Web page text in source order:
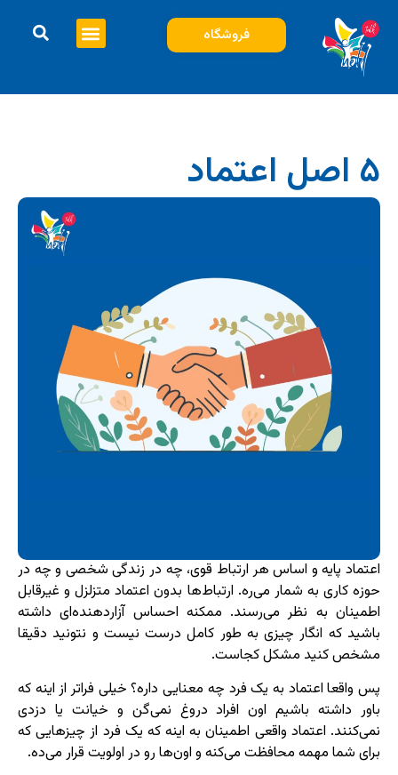
فروشگاه
۵ اصل اعتماد
اعتماد پایه و اساس هر ارتباط قوی، چه در زندگی شخصی و چه در
حوزه کاری به شمار می‌ره. ارتباط‌ها بدون اعتماد متزلزل و غیرقابل
اطمینان به نظر می‌رسند. ممکنه احساس آزاردهنده‌ای داشته
باشید که انگار چیزی به طور کامل درست نیست و نتونید دقیقا
مشخص کنید مشکل کجاست.
پس واقعا اعتماد به یک فرد چه معنایی داره؟ خیلی فراتر از اینه که
باور داشته باشیم اون افراد دروغ نمی‌گن و خیانت یا دزدی
نمی‌کنند. اعتماد واقعی اطمینان به اینه که یک فرد از چیزهایی که
برای شما مهمه محافظت می‌کنه و اون‌ها رو در اولویت قرار می‌ده.